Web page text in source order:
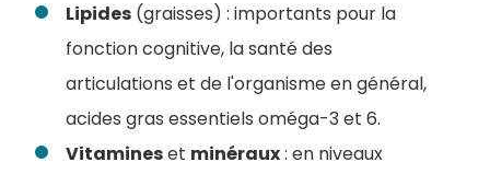
Lipides (graisses) : importants pour la
fonction cognitive, la santé des
articulations et de l'organisme en général,
acides gras essentiels oméga-3 et 6.
Vitamineset minéraux: en niveaux